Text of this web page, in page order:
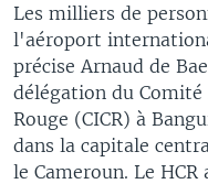
Les milliers de
l'aéroport
précise Arnaud de
délégation du
Rouge (CICR) à
dans la capitale
le Cameroun. Le